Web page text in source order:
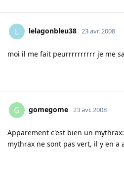
L lelagonbleu38 23 avr. 2008
moi il me fait peurrrrrrrrrr je me
G gomegome 23 avr. 2008
Apparement c'est bien un
mythrax ne sont pas vert, il y en a